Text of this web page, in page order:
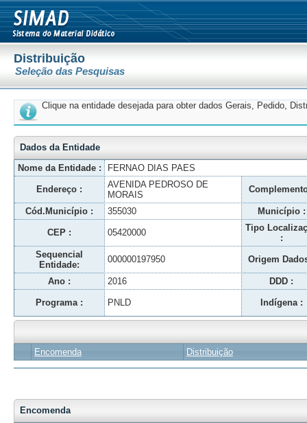
Distribuição
Seleção das Pesquisas
Clique na entidade desejada para obter dados Gerais, Pedido,
Dados da Entidade
Nome da Entidade :
FERNAO DIAS PAES
Endereço :
AVENIDA PEDROSO DE
MORAIS
Cód.Município : 355030 Município :
CEP : 05420000
Tipo
:
Sequencial
Entidade:
000000197950 Origem
Ano : 2016 DDD :
Programa : PNLD Indígena :
Encomenda Distribuição
Encomenda